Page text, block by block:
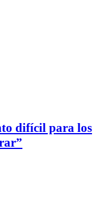
difícil para los